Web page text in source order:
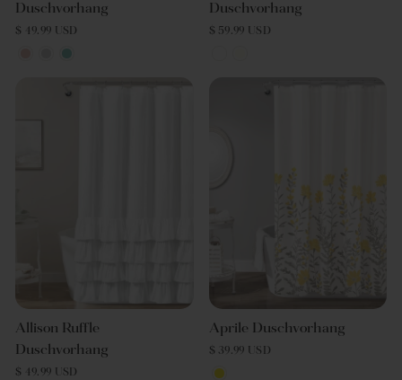
Duschvorhang
$ 49.99 USD
Duschvorhang
$ 59.99 USD
Allison Ruffle
Duschvorhang
$ 49.99 USD
Aprile Duschvorhang
$ 39.99 USD